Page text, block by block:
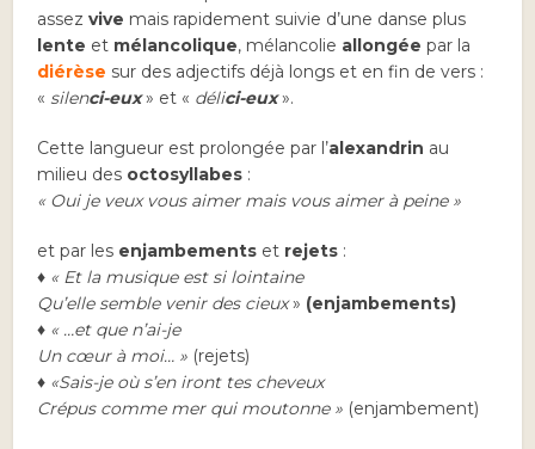
assezvive mais rapidement suivie d’une danse plus
lente et mélancolique, mélancolie allongée par la
diérèse sur des adjectifs déjà longs et en fin de vers :
« silenci-eux» et « délici-eux».
Cette langueur est prolongée par l’alexandrin au
milieu des octosyllabes :
« Oui je veux vous aimer mais vous aimer à peine »
et par les enjambements et rejets :
♦ « Et la musique est si lointaine
Qu’elle semble venir des cieux» (enjambements)
♦ « …et que n’ai-je
Un cœur à moi… » (rejets)
♦ «Sais-je où s’en iront tes cheveux
Crépus comme mer qui moutonne » (enjambement)